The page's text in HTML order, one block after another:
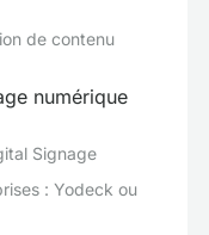
de contenu
numérique
Signage
: Yodeck ou